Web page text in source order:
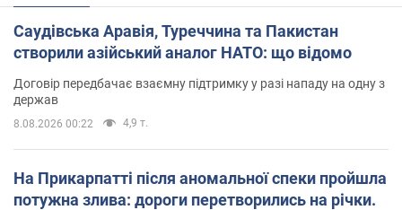
Саудівська Аравія, Туреччина та Пакистан
створили азійський аналог НАТО: що відомо
Договір передбачає взаємну підтримку у разі нападу на одну з
держав
8.08.2026 00:22 4,9 т.
На Прикарпатті після аномальної спеки пройшла
потужна злива: дороги перетворились на річки.